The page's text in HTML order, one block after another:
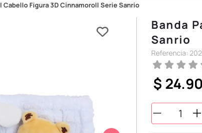
Cabello Figura 3D Cinnamoroll Serie Sanrio
Banda
Sanrio
Referencia:
$ 24.